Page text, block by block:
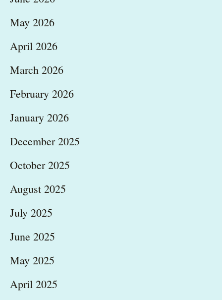
May 2026
April 2026
March 2026
February 2026
January 2026
December 2025
October 2025
August 2025
July 2025
June 2025
May 2025
April 2025